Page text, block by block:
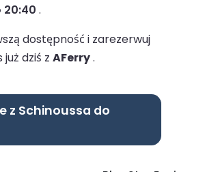
20:40 .
dostępność i zarezerwuj
dziś z AFerry.
z Schinoussa do